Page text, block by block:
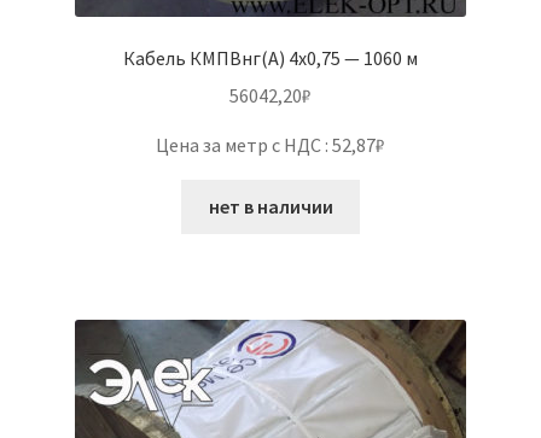
Кабель КМПВнг(А) 4х0,75 — 1060 м
56042,20₽
Цена за метр с НДС : 52,87₽
нет в наличии